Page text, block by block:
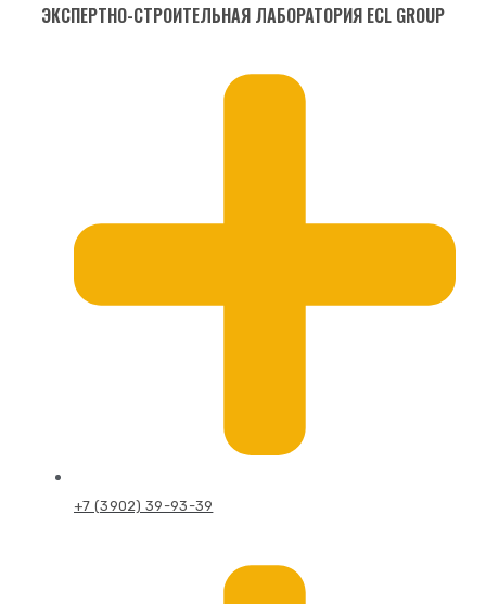
ЭКСПЕРТНО-СТРОИТЕЛЬНАЯ ЛАБОРАТОРИЯ ECL GROUP
+7 (3902) 39-93-39